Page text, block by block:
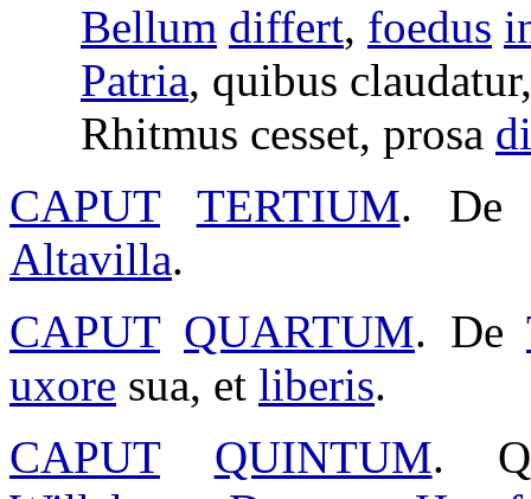
Bellum differt, foedus
Patria, quibus claudatur
Rhitmus cesset, prosa
CAPUT
TERTIUM.
Altavilla.
CAPUT QUARTUM. De
uxore sua, et liberis.
CAPUT
QUINTUM.